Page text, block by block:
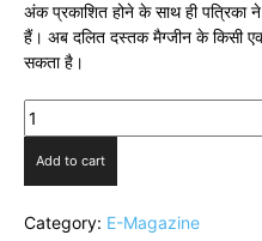
अंक प्रकाशित होने के साथ ही
हैं। अब दलित दस्तक मैग्जीन के किसी
सकता है।
दलित
दस्तक
मैग्जीन
जून
2022
Add to cart
Category: E-Magazine